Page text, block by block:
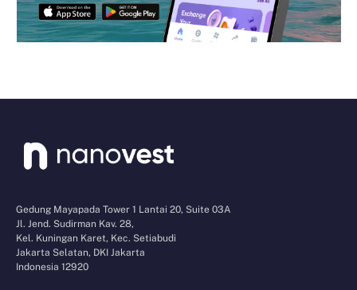
Gedung Mayapada Tower 1 Lantai 20, Suite 03A
Jl. Jend. Sudirman Kav. 28,
Kel. Kuningan Karet, Kec. Setiabudi
Jakarta Selatan, DKI Jakarta
Indonesia 12920